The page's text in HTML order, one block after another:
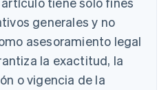
generales y no
asesoramiento legal
la exactitud, la
o vigencia de la
English